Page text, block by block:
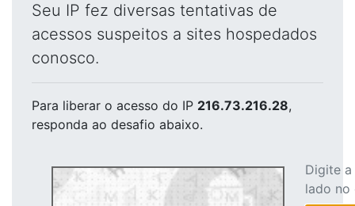
Seu IP fez diversas tentativas de
acessos suspeitos a sites hospedados
conosco.
Para liberar o acesso do IP 216.73.216.28,
responda ao desafio abaixo.
Digite
lado no